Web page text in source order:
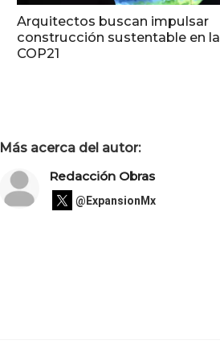
Arquitectos buscan impulsar
construcción sustentable en la
COP21
Más acerca del autor:
Redacción Obras
@ExpansionMx